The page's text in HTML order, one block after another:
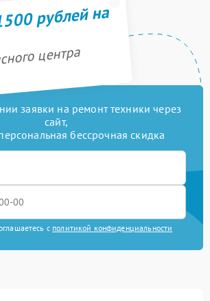
рублей на
центра
заявки на ремонт техники через
сайт,
бессрочная скидка
с политикой конфиденциальности